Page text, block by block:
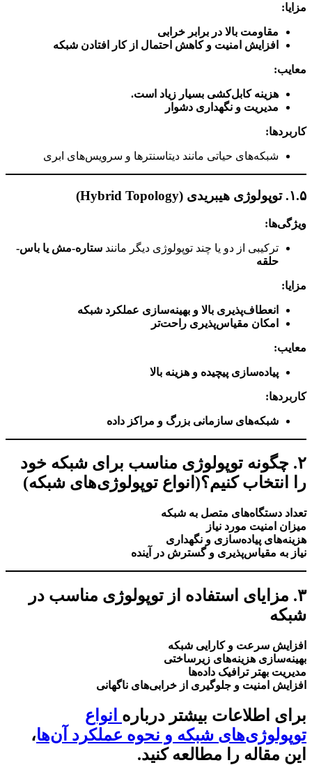
مزایا:
مقاومت بالا در برابر خرابی
افزایش امنیت و کاهش احتمال از کار افتادن شبکه
معایب:
هزینه کابل‌کشی بسیار زیاد است.
مدیریت و نگهداری دشوار
کاربردها:
شبکه‌های حیاتی مانند دیتاسنترها و سرویس‌های ابری
۱.۵. توپولوژی هیبریدی (Hybrid Topology)
ویژگی‌ها:
ترکیبی از دو یا چند توپولوژی دیگر مانند ستاره-مش یا باس-
حلقه
مزایا:
انعطاف‌پذیری بالا و بهینه‌سازی عملکرد شبکه
امکان مقیاس‌پذیری راحت‌تر
معایب:
پیاده‌سازی پیچیده و هزینه بالا
کاربردها:
شبکه‌های سازمانی بزرگ و مراکز داده
۲. چگونه توپولوژی مناسب برای شبکه خود
را انتخاب کنیم؟(انواع توپولوژی‌های شبکه)
تعداد دستگاه‌های متصل به شبکه
میزان امنیت مورد نیاز
هزینه‌های پیاده‌سازی و نگهداری
نیاز به مقیاس‌پذیری و گسترش در آینده
۳. مزایای استفاده از توپولوژی مناسب در
شبکه
افزایش سرعت و کارایی شبکه
بهینه‌سازی هزینه‌های زیرساختی
مدیریت بهتر ترافیک داده‌ها
افزایش امنیت و جلوگیری از خرابی‌های ناگهانی
برای اطلاعات بیشتر درباره انواع
توپولوژی‌های شبکه و نحوه عملکرد آن‌ها،
این مقاله را مطالعه کنید.